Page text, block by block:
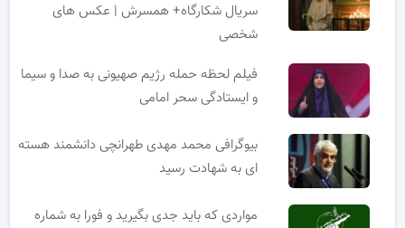
سریال شکارگاه+ همسرش | عکس های
شخصی
فیلم لحظه حمله رژیم صهیونی به صدا و سیما
و ایستادگی سحر امامی
بیوگرافی محمد مهدی طهرانچی دانشمند هسته
ای به شهادت رسید
مواردی که باید جدی بگیرید و فورا به شماره